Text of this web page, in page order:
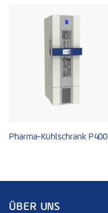
Pharma-Kühlschrank P400
ÜBER UNS